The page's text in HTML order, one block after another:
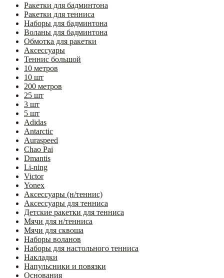
Ракетки для бадминтона
Ракетки для тенниса
Наборы для бадминтона
Воланы для бадминтона
Обмотка для ракетки
Аксессуары
Теннис большой
10 метров
10 шт
200 метров
25 шт
3 шт
5 шт
Adidas
Antarctic
Auraspeed
Chao Pai
Dmantis
Li-ning
Victor
Yonex
Аксессуары (н/теннис)
Аксессуары для тенниса
Детские ракетки для тенниса
Мячи для н/тенниса
Мячи для сквоша
Наборы воланов
Наборы для настольного тенниса
Накладки
Напульсники и повязки
Основания